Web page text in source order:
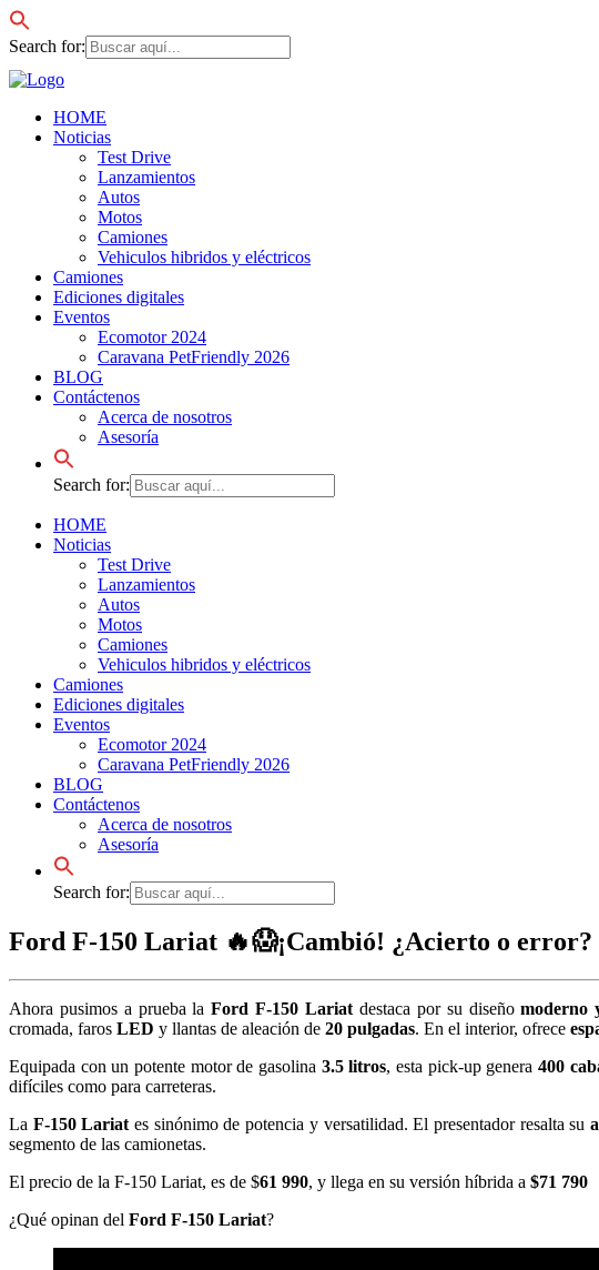
Search for:
HOME
Noticias
Test Drive
Lanzamientos
Autos
Motos
Camiones
Vehiculos hibridos y eléctricos
Camiones
Ediciones digitales
Eventos
Ecomotor 2024
Caravana PetFriendly 2026
BLOG
Contáctenos
Acerca de nosotros
Asesoría
Search for:
HOME
Noticias
Test Drive
Lanzamientos
Autos
Motos
Camiones
Vehiculos hibridos y eléctricos
Camiones
Ediciones digitales
Eventos
Ecomotor 2024
Caravana PetFriendly 2026
BLOG
Contáctenos
Acerca de nosotros
Asesoría
Search for:
Ford F-150 Lariat 🔥😱¡Cambió! ¿Acierto o error?
Ahora pusimos a prueba laFord F-150 Lariat destaca por su diseñomoderno
cromada, faros LED y llantas de aleación de 20 pulgadas. En el interior, ofrece
Equipada con un potente motor de gasolina 3.5 litros, esta pick-up genera400
difíciles como para carreteras.
La F-150 Lariat es sinónimo de potencia y versatilidad. El presentador resalta su
segmento de las camionetas.
El precio de la F-150 Lariat, es de $61 990, y llega en su versión híbrida a $71 790
¿Qué opinan del Ford F-150 Lariat?